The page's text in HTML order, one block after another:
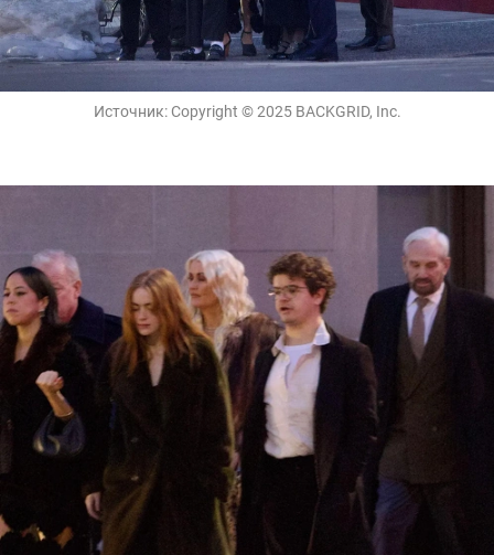
Источник: Copyright © 2025 BACKGRID, Inc.